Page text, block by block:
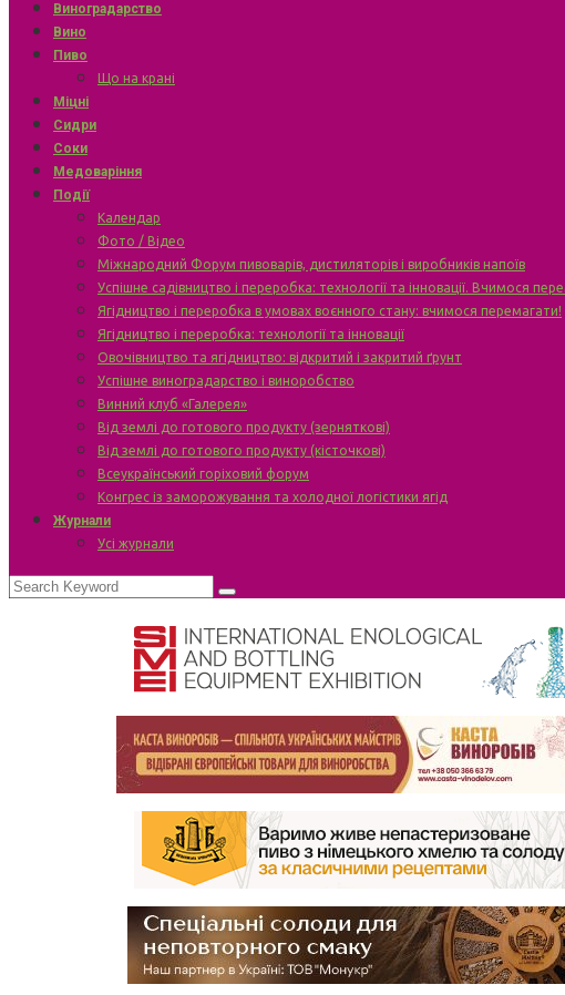
Виноградарство
Вино
Пиво
Що на крані
Міцні
Сидри
Соки
Медоваріння
Події
Календар
Фото / Відео
Міжнародний Форум пивоварів, дистиляторів і виробників напоїв
Успішне садівництво і переробка: технології та інновації. Вчимося
Ягідництво і переробка в умовах воєнного стану: вчимося перемагати!
Ягідництво і переробка: технології та інновації
Овочівництво та ягідництво: відкритий і закритий ґрунт
Успішне виноградарство і виноробство
Винний клуб «Галерея»
Від землі до готового продукту (зерняткові)
Від землі до готового продукту (кісточкові)
Всеукраїнський горіховий форум
Конгрес із заморожування та холодної логістики ягід
Журнали
Усі журнали